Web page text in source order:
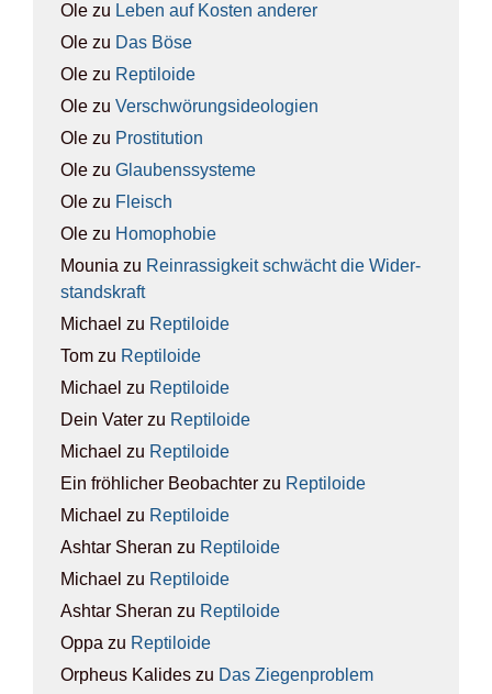
Ole zu Leben auf Kos­ten ande­rer
Ole zu Das Böse
Ole zu Rep­ti­lo­ide
Ole zu Ver­schwö­rungs­ideo­lo­gien
Ole zu Pro­sti­tu­ti­on
Ole zu Glau­bens­sys­te­me
Ole zu Fleisch
Ole zu Homo­pho­bie
Mounia zu Rein­ras­sig­keit schwächt die Wider­
stands­kraft
Michael zu Rep­ti­lo­ide
Tom zu Rep­ti­lo­ide
Michael zu Rep­ti­lo­ide
Dein Vater zu Rep­ti­lo­ide
Michael zu Rep­ti­lo­ide
Ein fröhlicher Beobachter zu Rep­ti­lo­ide
Michael zu Rep­ti­lo­ide
Ashtar Sheran zu Rep­ti­lo­ide
Michael zu Rep­ti­lo­ide
Ashtar Sheran zu Rep­ti­lo­ide
Oppa zu Rep­ti­lo­ide
Orpheus Kalides zu Das Zie­gen­pro­blem